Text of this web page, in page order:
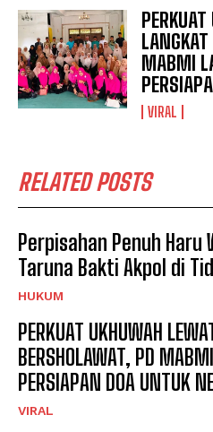
MABMI
VIRAL
RELATED POSTS
Perpisahan Penuh
Taruna Bakti Akpol di
HUKUM
PERKUAT UKHUWAH
BERSHOLAWAT, PD
PERSIAPAN DOA UNTUK
VIRAL